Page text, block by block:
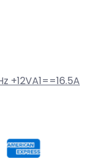
+12VA1==16.5A